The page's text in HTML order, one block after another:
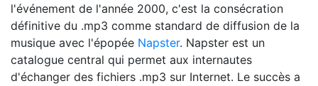
l'événement de l'année 2000, c'est la consécration
définitive du .mp3 comme standard de diffusion de la
musique avec l'épopée Napster. Napster est un
catalogue central qui permet aux internautes
d'échanger des fichiers .mp3 sur Internet. Le succès a